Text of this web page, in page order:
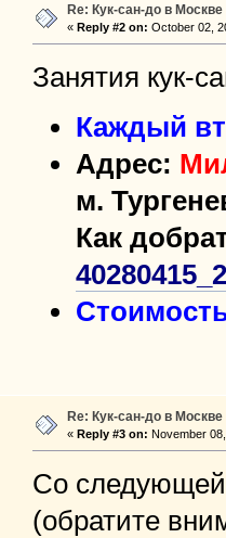
Re: Кук-сан-до в Москве
« Reply #2 on: October 02,
Занятия кук-
Каждый
Адрес:
м.
Как
Re: Кук-сан-до в Москве
« Reply #3 on: November
Со
(обратите